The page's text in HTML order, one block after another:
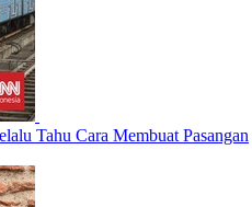
Tahu Cara Membuat Pasangan